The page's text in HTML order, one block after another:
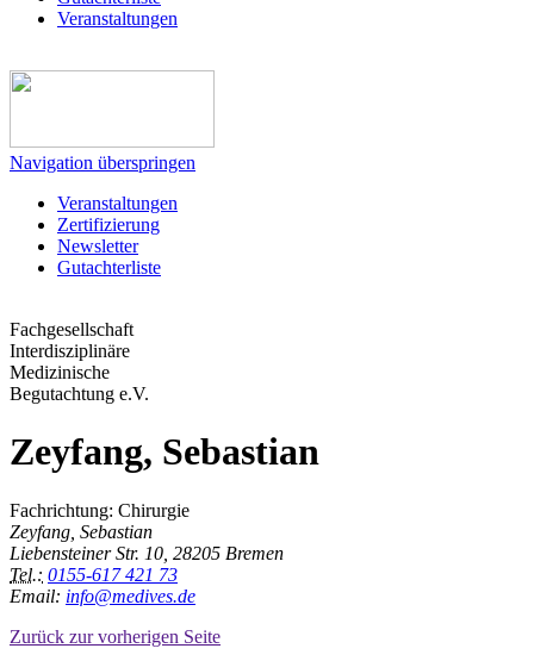
Veranstaltungen
Navigation überspringen
Veranstaltungen
Zertifizierung
Newsletter
Gutachterliste
Fachgesellschaft
Interdisziplinäre
Medizinische
Begutachtung e.V.
Zeyfang, Sebastian
Fachrichtung: Chirurgie
Zeyfang, Sebastian
Liebensteiner Str. 10, 28205 Bremen
Tel.: 0155-617 421 73
Email: info@medives.de
Zurück zur vorherigen Seite